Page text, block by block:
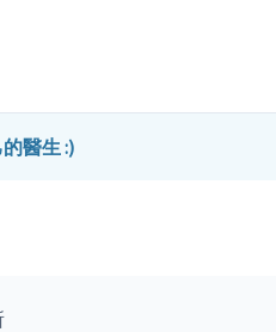
醫生 :)